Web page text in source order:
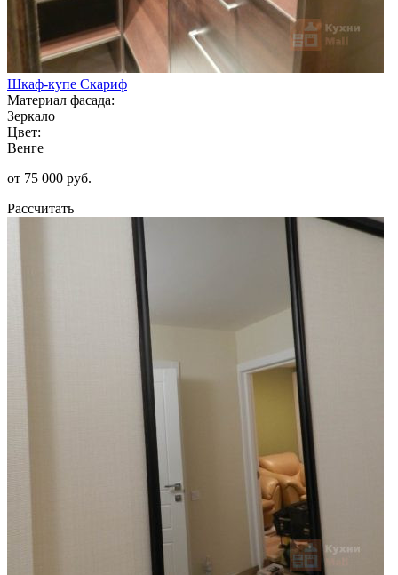
Шкаф-купе Скариф
Материал фасада:
Зеркало
Цвет:
Венге
от 75 000 руб.
Рассчитать